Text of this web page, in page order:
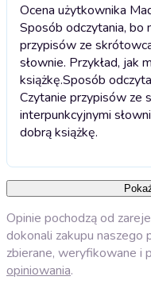
Ocena użytkownika
Sposób odczytania, bo
przypisów ze
słownie. Przykład, jak
książkę.Sposób
Czytanie przypisów ze
interpunkcyjnymi
dobrą książkę.
Opinie pochodzą od
dokonali zakupu naszego
zbierane, weryfikowane i
opiniowania.